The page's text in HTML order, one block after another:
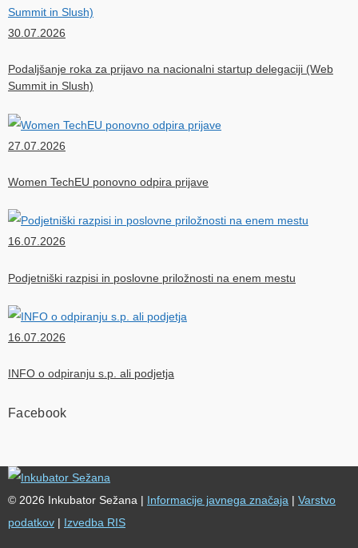
30.07.2026
Podaljšanje roka za prijavo na nacionalni startup delegaciji (Web
Summit in Slush)
27.07.2026
Women TechEU ponovno odpira prijave
16.07.2026
Podjetniški razpisi in poslovne priložnosti na enem mestu
16.07.2026
INFO o odpiranju s.p. ali podjetja
Facebook
© 2026 Inkubator Sežana | Informacije javnega značaja | Varstvo
podatkov | Izvedba RIS